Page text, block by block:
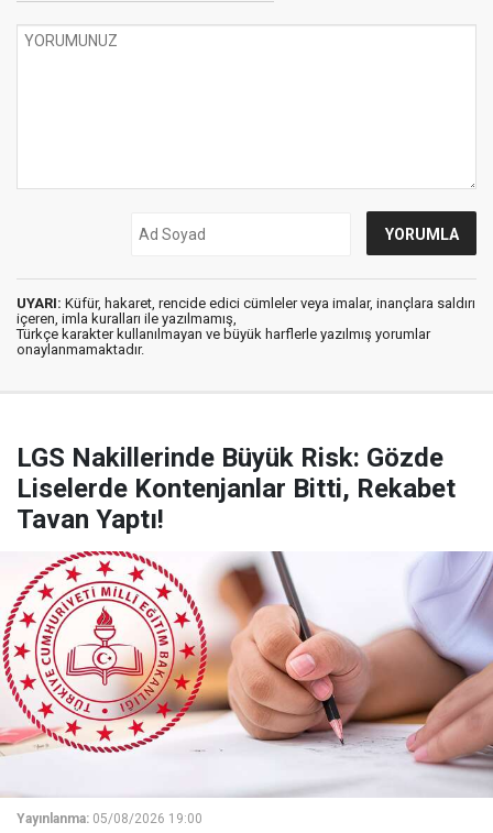
UYARI: Küfür, hakaret, rencide edici cümleler veya imalar, inançlara saldırı
içeren, imla kuralları ile yazılmamış,
Türkçe karakter kullanılmayan ve büyük harflerle yazılmış yorumlar
onaylanmamaktadır.
LGS Nakillerinde Büyük Risk: Gözde
Liselerde Kontenjanlar Bitti, Rekabet
Tavan Yaptı!
Yayınlanma: 05/08/2026 19:00